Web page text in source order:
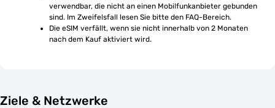
verwendbar, die nicht an einen Mobilfunkanbieter gebunden
sind. Im Zweifelsfall lesen Sie bitte den FAQ-Bereich.
Die eSIM verfällt, wenn sie nicht innerhalb von 2 Monaten
nach dem Kauf aktiviert wird.
Ziele & Netzwerke